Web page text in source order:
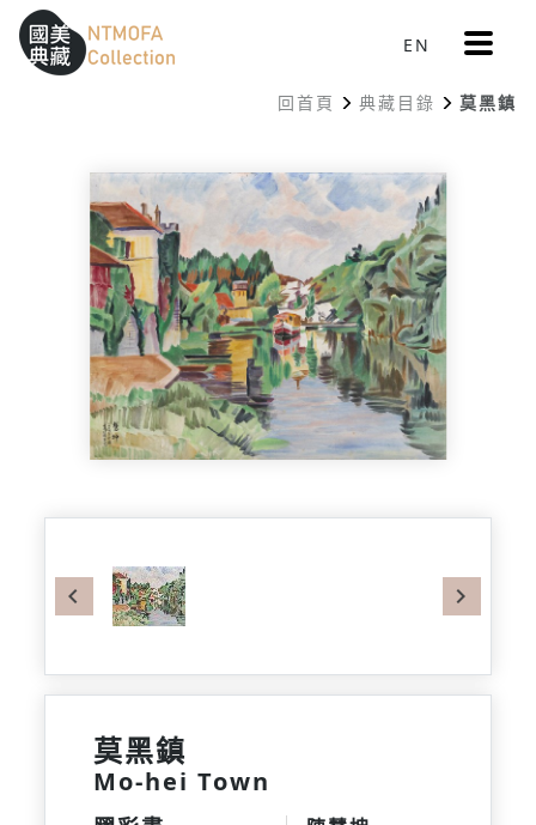
跳到中間主要內容區
網站導覽
::: EN 更
多
單
回首頁 典藏目錄 莫黑鎮
Previous
莫黑鎮
Mo-hei Town